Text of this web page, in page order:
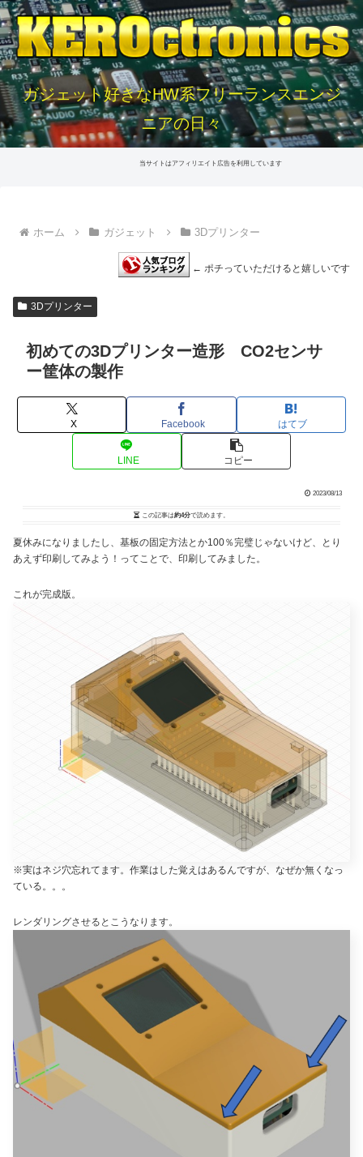
ガジェット好きなHW系フリーランスエンジ
ニアの日々
当サイトはアフィリエイト広告を利用しています
ホーム ガジェット 3Dプリンター
← ポチっていただけると嬉しいです
3Dプリンター
初めての3Dプリンター造形 CO2センサ
ー筐体の製作
X Facebook はてブ
LINE コピー
2023/08/13
この記事は約4分で読めます。
夏休みになりましたし、基板の固定方法とか100％完璧じゃないけど、とり
あえず印刷してみよう！ってことで、印刷してみました。
これが完成版。
※実はネジ穴忘れてます。作業はした覚えはあるんですが、なぜか無くなっ
ている。。。
レンダリングさせるとこうなります。